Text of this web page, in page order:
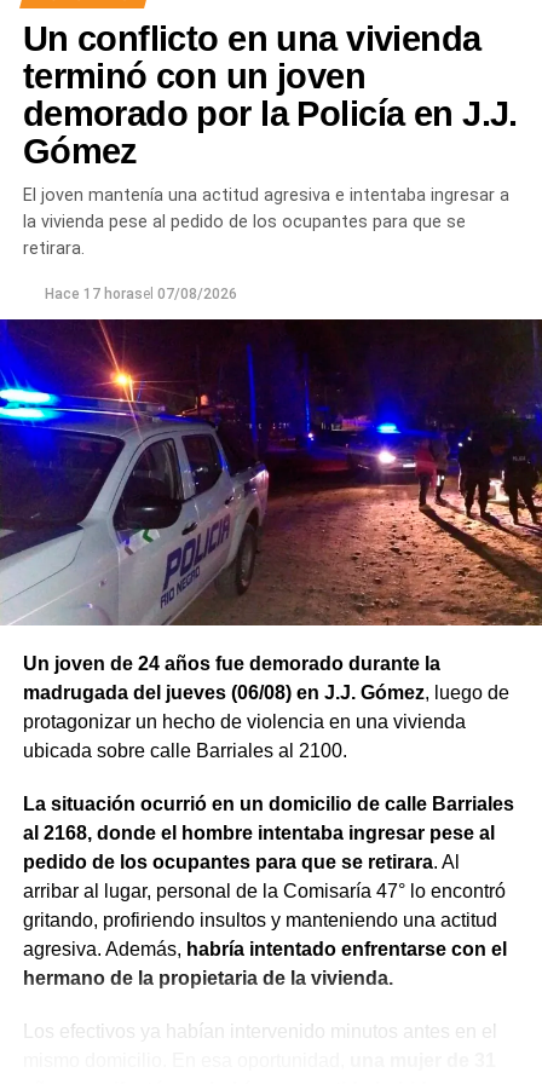
Un conflicto en una vivienda
terminó con un joven
demorado por la Policía en J.J.
Gómez
El joven mantenía una actitud agresiva e intentaba ingresar a
la vivienda pese al pedido de los ocupantes para que se
retirara.
Hace 17 horasel 07/08/2026
Un joven de 24 años fue demorado durante la
madrugada del jueves (06/08) en J.J. Gómez, luego de
protagonizar un hecho de violencia en una vivienda
ubicada sobre calle Barriales al 2100.
La situación ocurrió en un domicilio de calle Barriales
al 2168, donde el hombre intentaba ingresar pese al
pedido de los ocupantes para que se retirara. Al
arribar al lugar, personal de la Comisaría 47° lo encontró
gritando, profiriendo insultos y manteniendo una actitud
agresiva. Además, habría intentado enfrentarse con el
hermano de la propietaria de la vivienda.
Los efectivos ya habían intervenido minutos antes en el